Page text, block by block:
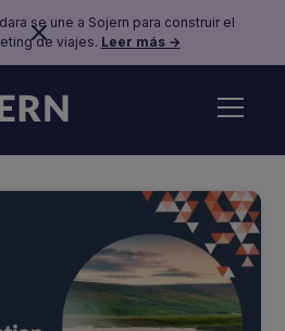
se une a Sojern para construir el
de viajes. Leer más →